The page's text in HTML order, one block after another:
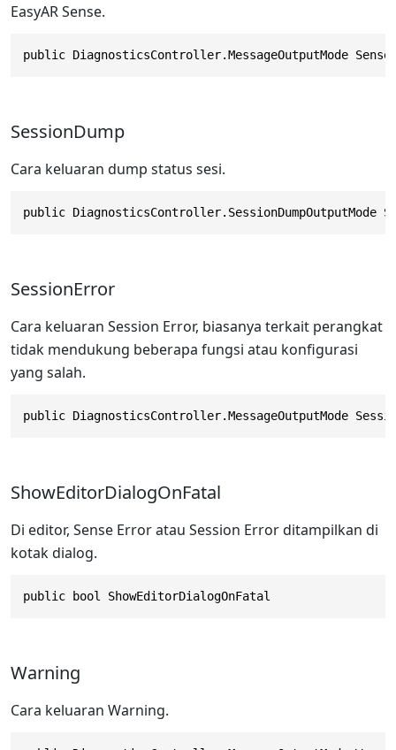
EasyAR Sense.
public DiagnosticsController.MessageOutputMode
SessionDump
Cara keluaran dump status sesi.
public DiagnosticsController.SessionDumpOutputMode
SessionError
Cara keluaran Session Error, biasanya terkait perangkat
tidak mendukung beberapa fungsi atau konfigurasi
yang salah.
public DiagnosticsController.MessageOutputMode
ShowEditorDialogOnFatal
Di editor, Sense Error atau Session Error ditampilkan di
kotak dialog.
public bool ShowEditorDialogOnFatal
Warning
Cara keluaran Warning.